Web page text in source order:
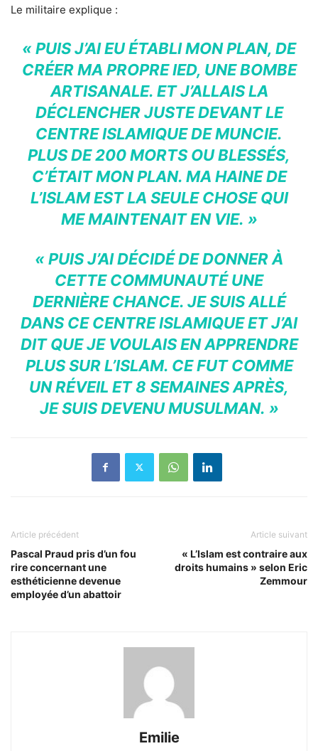
Le militaire explique :
« PUIS J’AI EU ÉTABLI MON PLAN, DE
CRÉER MA PROPRE IED, UNE BOMBE
ARTISANALE. ET J’ALLAIS LA
DÉCLENCHER JUSTE DEVANT LE
CENTRE ISLAMIQUE DE MUNCIE.
PLUS DE 200 MORTS OU BLESSÉS,
C’ÉTAIT MON PLAN. MA HAINE DE
L’ISLAM EST LA SEULE CHOSE QUI
ME MAINTENAIT EN VIE. »
« PUIS J’AI DÉCIDÉ DE DONNER À
CETTE COMMUNAUTÉ UNE
DERNIÈRE CHANCE. JE SUIS ALLÉ
DANS CE CENTRE ISLAMIQUE ET J’AI
DIT QUE JE VOULAIS EN APPRENDRE
PLUS SUR L’ISLAM. CE FUT COMME
UN RÉVEIL ET 8 SEMAINES APRÈS,
JE SUIS DEVENU MUSULMAN. »
Article précédent
Pascal Praud pris d’un fou
rire concernant une
esthéticienne devenue
employée d’un abattoir
Article suivant
« L’Islam est contraire aux
droits humains » selon Eric
Zemmour
Emilie